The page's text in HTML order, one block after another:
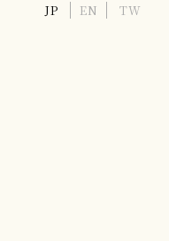
JP EN TW